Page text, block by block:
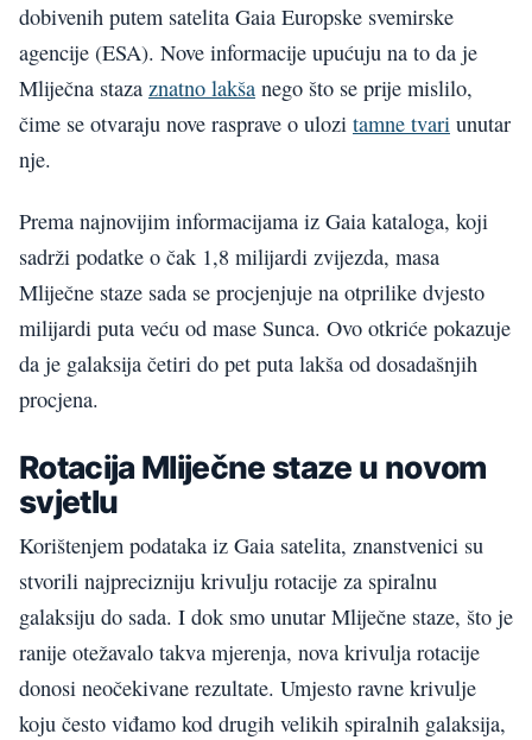
dobivenih putem satelita Gaia Europske svemirske
agencije (ESA). Nove informacije upućuju na to da je
Mliječna staza znatno lakša nego što se prije mislilo,
čime se otvaraju nove rasprave o ulozi tamne tvari unutar
nje.
Prema najnovijim informacijama iz Gaia kataloga, koji
sadrži podatke o čak 1,8 milijardi zvijezda, masa
Mliječne staze sada se procjenjuje na otprilike dvjesto
milijardi puta veću od mase Sunca. Ovo otkriće pokazuje
da je galaksija četiri do pet puta lakša od dosadašnjih
procjena.
Rotacija Mliječne staze u novom
svjetlu
Korištenjem podataka iz Gaia satelita, znanstvenici su
stvorili najprecizniju krivulju rotacije za spiralnu
galaksiju do sada. I dok smo unutar Mliječne staze, što je
ranije otežavalo takva mjerenja, nova krivulja rotacije
donosi neočekivane rezultate. Umjesto ravne krivulje
koju često viđamo kod drugih velikih spiralnih galaksija,